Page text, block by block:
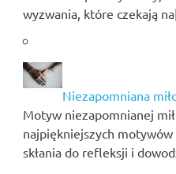
wyzwania, które czekają
Niezapomniana
Motyw niezapomnianej
najpiękniejszych
skłania do refleksji i